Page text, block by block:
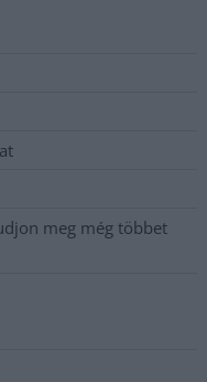
meg még többet